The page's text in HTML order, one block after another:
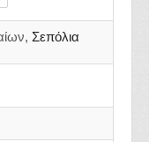
Σεπόλια